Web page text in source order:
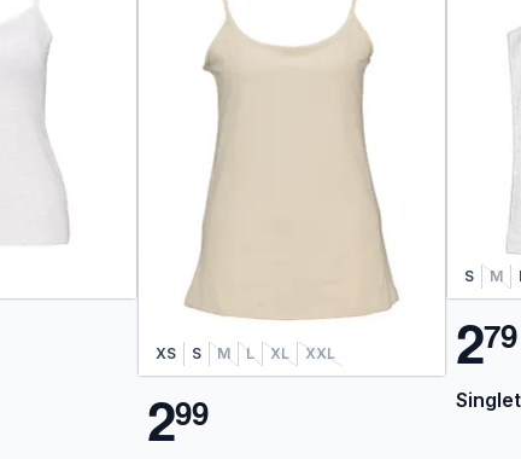
XS S M L XL XXL
299
S M
279